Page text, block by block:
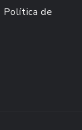
Política de